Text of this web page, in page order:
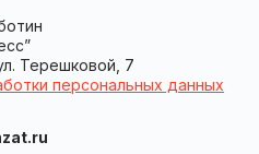
Терешковой, 7
персональных данных